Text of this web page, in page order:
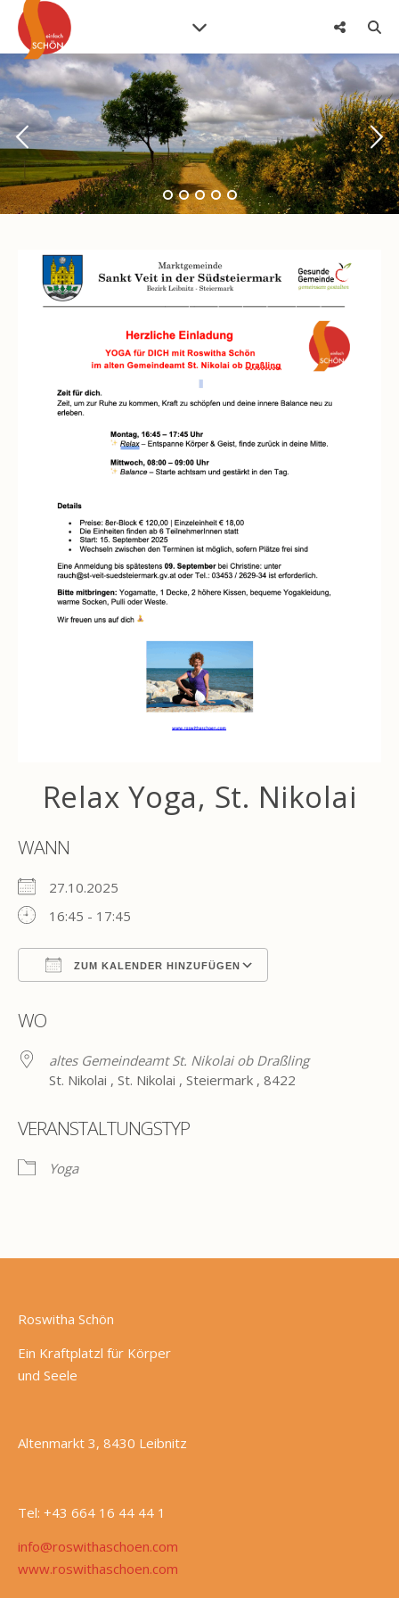
Relax Yoga, St. Nikolai
WANN
27.10.2025
16:45 - 17:45
ZUM KALENDER HINZUFÜGEN
WO
altes Gemeindeamt St. Nikolai ob Draßling
St. Nikolai , St. Nikolai , Steiermark , 8422
VERANSTALTUNGSTYP
Yoga
Roswitha Schön
Ein Kraftplatzl für Körper
und Seele
Altenmarkt 3, 8430 Leibnitz
Tel: +43 664 16 44 44 1
info@roswithaschoen.com
www.roswithaschoen.com